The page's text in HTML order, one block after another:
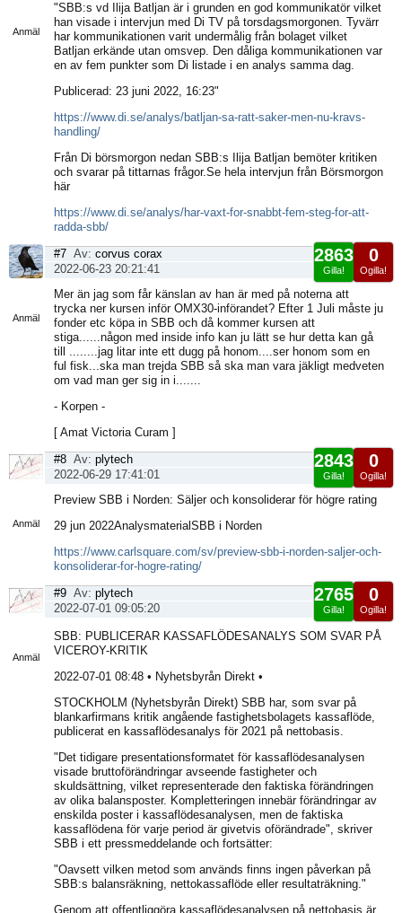
Anmäl
"SBB:s vd Ilija Batljan är i grunden en god kommunikatör vilket
han visade i intervjun med Di TV på torsdagsmorgonen. Tyvärr
har kommunikationen varit undermålig från bolaget vilket
Batljan erkände utan omsvep. Den dåliga kommunikationen var
en av fem punkter som Di listade i en analys samma dag.
Publicerad: 23 juni 2022, 16:23"
https://www.di.se/analys/batljan-sa-ratt-saker-men-nu-kravs-
handling/
Från Di börsmorgon nedan SBB:s Ilija Batljan bemöter kritiken
och svarar på tittarnas frågor.Se hela intervjun från Börsmorgon
här
https://www.di.se/analys/har-vaxt-for-snabbt-fem-steg-for-att-
radda-sbb/
Anmäl
0
Ogilla!
2863
Gilla!
#7 Av: corvus corax
2022-06-23 20:21:41
Mer än jag som får känslan av han är med på noterna att
trycka ner kursen inför OMX30-införandet? Efter 1 Juli måste ju
fonder etc köpa in SBB och då kommer kursen att
stiga......någon med inside info kan ju lätt se hur detta kan gå
till ........jag litar inte ett dugg på honom....ser honom som en
ful fisk...ska man trejda SBB så ska man vara jäkligt medveten
om vad man ger sig in i.......
- Korpen -
[ Amat Victoria Curam ]
Anmäl
0
Ogilla!
2843
Gilla!
#8 Av: plytech
2022-06-29 17:41:01
Preview SBB i Norden: Säljer och konsoliderar för högre rating
29 jun 2022AnalysmaterialSBB i Norden
https://www.carlsquare.com/sv/preview-sbb-i-norden-saljer-och-
konsoliderar-for-hogre-rating/
Anmäl
0
Ogilla!
2765
Gilla!
#9 Av: plytech
2022-07-01 09:05:20
SBB: PUBLICERAR KASSAFLÖDESANALYS SOM SVAR PÅ
VICEROY-KRITIK
2022-07-01 08:48 • Nyhetsbyrån Direkt •
STOCKHOLM (Nyhetsbyrån Direkt) SBB har, som svar på
blankarfirmans kritik angående fastighetsbolagets kassaflöde,
publicerat en kassaflödesanalys för 2021 på nettobasis.
"Det tidigare presentationsformatet för kassaflödesanalysen
visade bruttoförändringar avseende fastigheter och
skuldsättning, vilket representerade den faktiska förändringen
av olika balansposter. Kompletteringen innebär förändringar av
enskilda poster i kassaflödesanalysen, men de faktiska
kassaflödena för varje period är givetvis oförändrade", skriver
SBB i ett pressmeddelande och fortsätter:
"Oavsett vilken metod som används finns ingen påverkan på
SBB:s balansräkning, nettokassaflöde eller resultaträkning."
Genom att offentliggöra kassaflödesanalysen på nettobasis är